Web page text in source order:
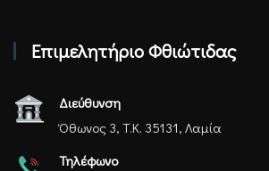
Επιμελητήριο Φθιώτιδας
Διεύθυνση
Όθωνος 3, Τ.Κ. 35131, Λαμία
Τηλέφωνο